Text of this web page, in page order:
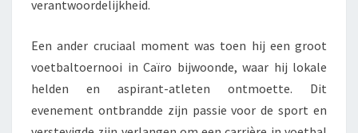
verantwoordelijkheid.
Een ander cruciaal moment was toen hij een groot
voetbaltoernooi in Caïro bijwoonde, waar hij lokale
helden en aspirant-atleten ontmoette. Dit
evenement ontbrandde zijn passie voor de sport en